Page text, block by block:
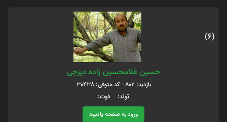
(6)
حسین غلامحسین زاده دیزجی
بازدید: 802 - کد متوفی: 30438
تولد: فوت:
ورود به صفحه یادبود